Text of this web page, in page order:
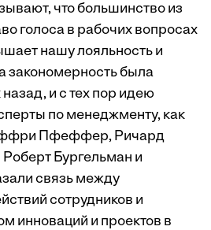
что большинство из
голоса в рабочих вопросах
нашу лояльность и
закономерность была
и с тех пор идею
по менеджменту, как
Пфеффер, Ричард
Бургельман и
связь между
сотрудников и
инноваций и проектов в